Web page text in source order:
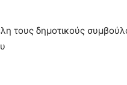
τους δημοτικούς